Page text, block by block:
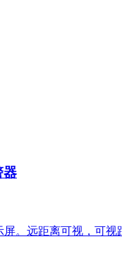
器
。远距离可视，可